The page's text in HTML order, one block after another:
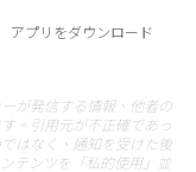
アプリをダウンロード
が発信する情報、他者の
。引用元が不正確であっ
はなく、通知を受けた後
テンツを「私的使用」並